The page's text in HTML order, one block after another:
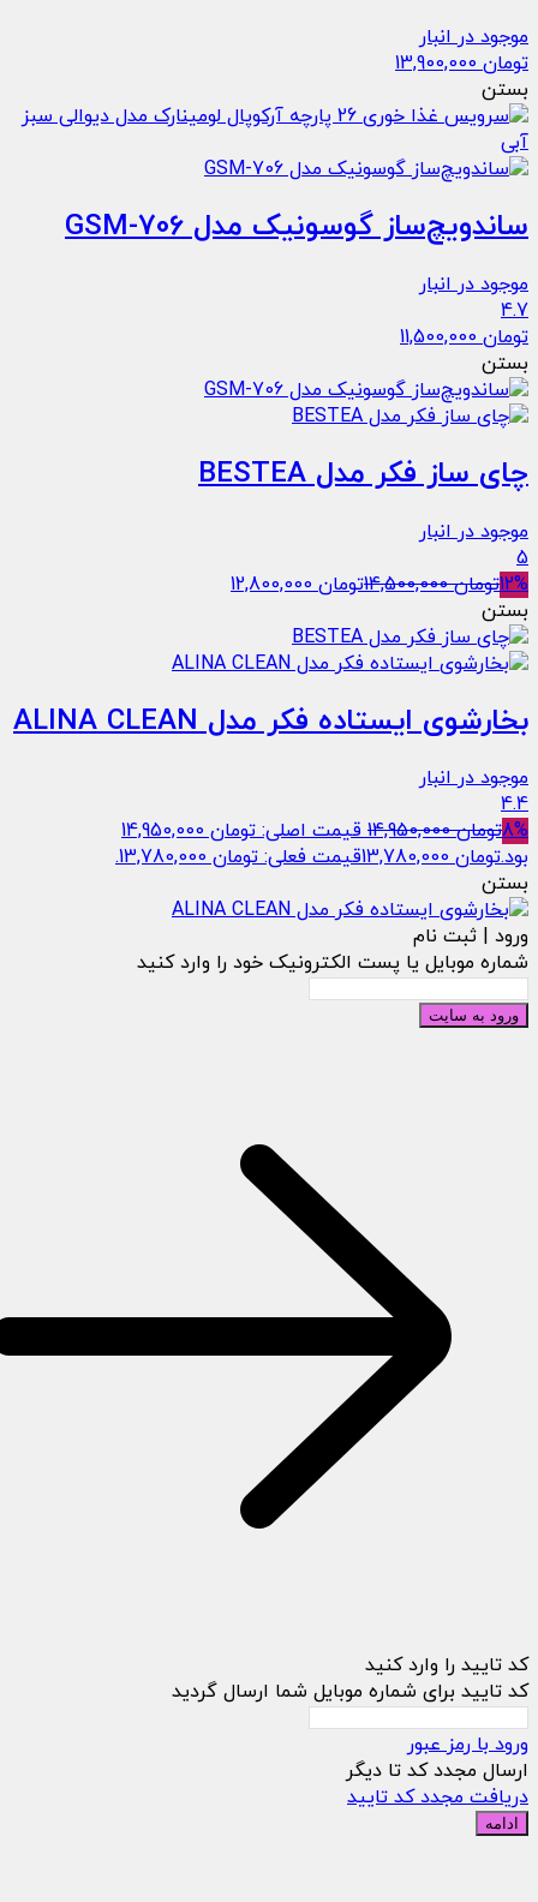
موجود در انبار
تومان13,900,000
بستن
ساندویچ‌ساز گوسونیک مدل GSM-706
موجود در انبار
4.7
تومان11,500,000
بستن
چای ساز فکر مدل BESTEA
موجود در انبار
5
12%تومان14,500,000 تومان12,800,000
بستن
بخارشوی ایستاده فکر مدل ALINA CLEAN
موجود در انبار
4.4
8%تومان14,950,000
قیمت اصلی: تومان 14,950,000
بود.تومان13,780,000
قیمت فعلی: تومان 13,780,000.
بستن
ورود | ثبت نام
شماره موبایل یا پست الکترونیک خود را وارد کنید
ورود به سایت
کد تایید را وارد کنید
کد تایید برای شماره موبایل شما ارسال گردید
ورود با رمز عبور
ارسال مجدد کد تا دیگر
دریافت مجدد کد تایید
ادامه